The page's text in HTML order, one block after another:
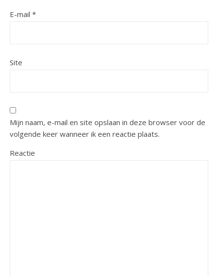
E-mail *
Site
Mijn naam, e-mail en site opslaan in deze browser voor de
volgende keer wanneer ik een reactie plaats.
Reactie